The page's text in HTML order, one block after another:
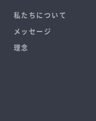
私たちについて
メッセージ
理念